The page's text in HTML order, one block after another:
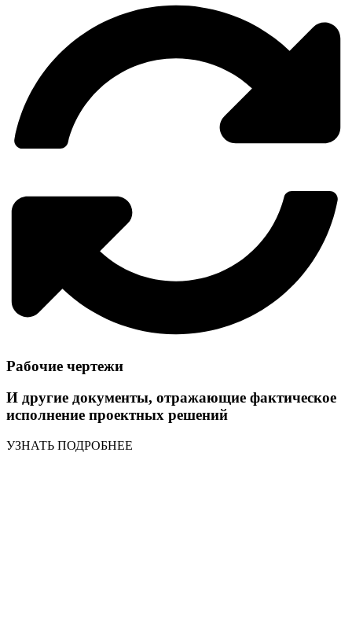
Рабочие чертежи
И другие документы, отражающие фактическое
исполнение проектных решений
УЗНАТЬ ПОДРОБНЕЕ